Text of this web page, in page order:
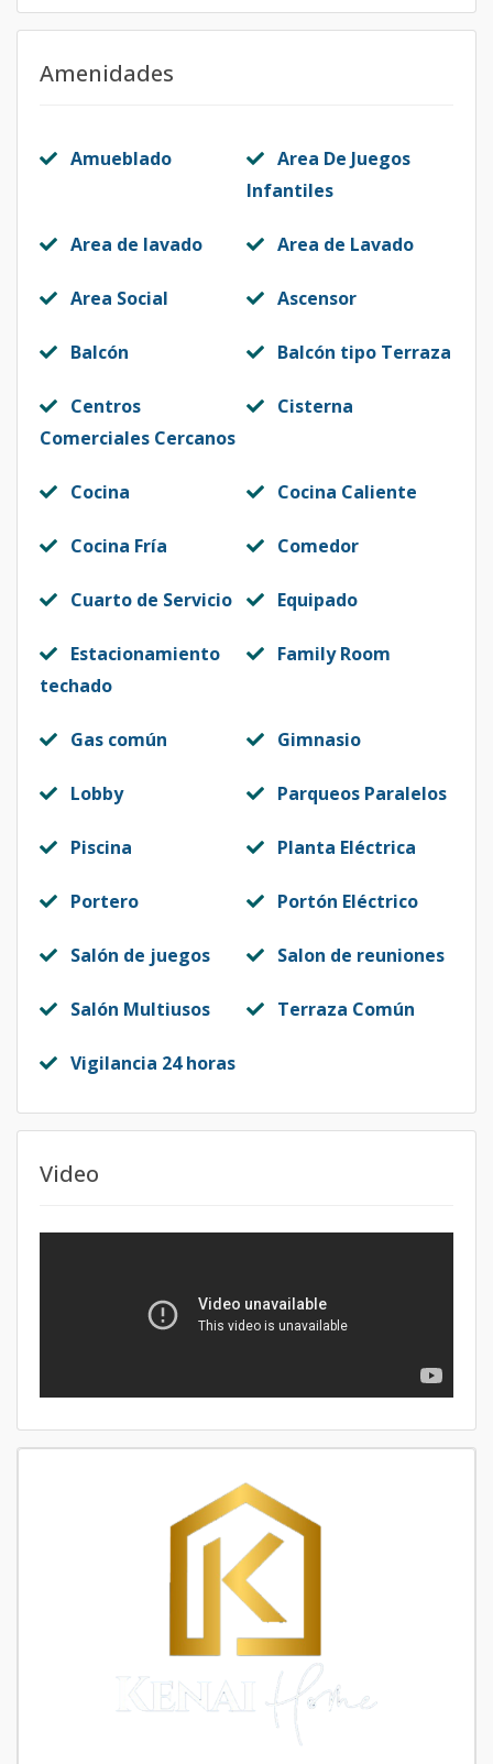
Amenidades
Amueblado
Area De Juegos
Infantiles
Area de lavado Area de Lavado
Area Social Ascensor
Balcón Balcón tipo Terraza
Centros
Comerciales Cercanos
Cisterna
Cocina Cocina Caliente
Cocina Fría Comedor
Cuarto de Servicio Equipado
Estacionamiento
techado
Family Room
Gas común Gimnasio
Lobby Parqueos Paralelos
Piscina Planta Eléctrica
Portero Portón Eléctrico
Salón de juegos Salon de reuniones
Salón Multiusos Terraza Común
Vigilancia 24 horas
Video